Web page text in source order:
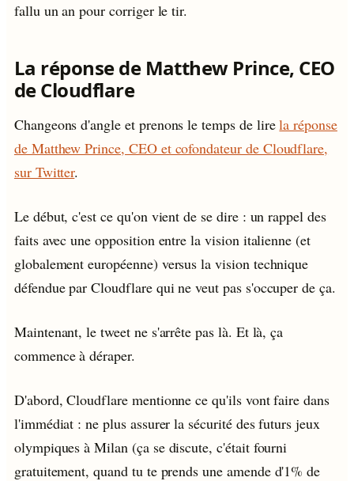
fallu un an pour corriger le tir.
La réponse de Matthew Prince, CEO
de Cloudflare
Changeons d'angle et prenons le temps de lirela réponse
de Matthew Prince, CEO et cofondateur de Cloudflare,
sur Twitter.
Le début, c'est ce qu'on vient de se dire : un rappel des
faits avec une opposition entre la vision italienne (et
globalement européenne) versus la vision technique
défendue par Cloudflare qui ne veut pas s'occuper de ça.
Maintenant, le tweet ne s'arrête pas là. Et là, ça
commence à déraper.
D'abord, Cloudflare mentionne ce qu'ils vont faire dans
l'immédiat : ne plus assurer la sécurité des futurs jeux
olympiques à Milan (ça se discute, c'était fourni
gratuitement, quand tu te prends une amende d'1% de